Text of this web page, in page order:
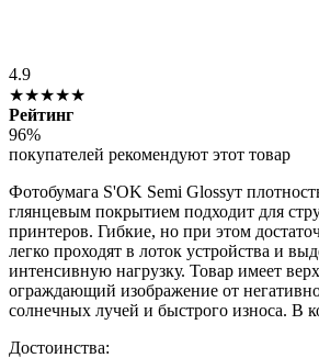
4.9
★★★★★
Рейтинг
96%
покупателей рекомендуют этот товар
Фотобумага S'OK Semi Glossyт
глянцевым покрытием подходит для
принтеров. Гибкие, но при этом
легко проходят в лоток устройства и
интенсивную нагрузку. Товар имеет
ограждающий изображение от
солнечных лучей и быстрого износа. В
Достоинства: